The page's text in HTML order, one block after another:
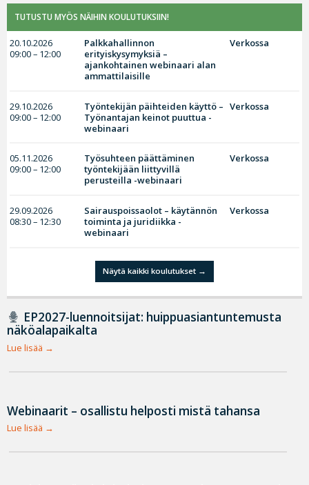
TUTUSTU MYÖS NÄIHIN KOULUTUKSIIN!
20.10.2026
09:00 – 12:00
Palkkahallinnon
erityiskysymyksiä –
ajankohtainen webinaari alan
ammattilaisille
Verkossa
29.10.2026
09:00 – 12:00
Työntekijän päihteiden käyttö –
Työnantajan keinot puuttua -
webinaari
Verkossa
05.11.2026
09:00 – 12:00
Työsuhteen päättäminen
työntekijään liittyvillä
perusteilla -webinaari
Verkossa
29.09.2026
08:30 – 12:30
Sairauspoissaolot – käytännön
toiminta ja juridiikka -
webinaari
Verkossa
Näytä kaikki koulutukset
EP2027-luennoitsijat: huippuasiantuntemusta
näköalapaikalta
Lue lisää
Webinaarit – osallistu helposti mistä tahansa
Lue lisää